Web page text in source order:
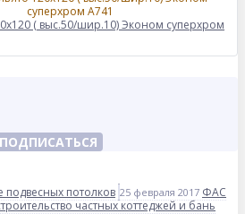
( выс.50/шир.10) Эконом суперхром
ПОДПИСАТЬСЯ
потолков 25 февраля 2017 ФАС
частных коттеджей и бань